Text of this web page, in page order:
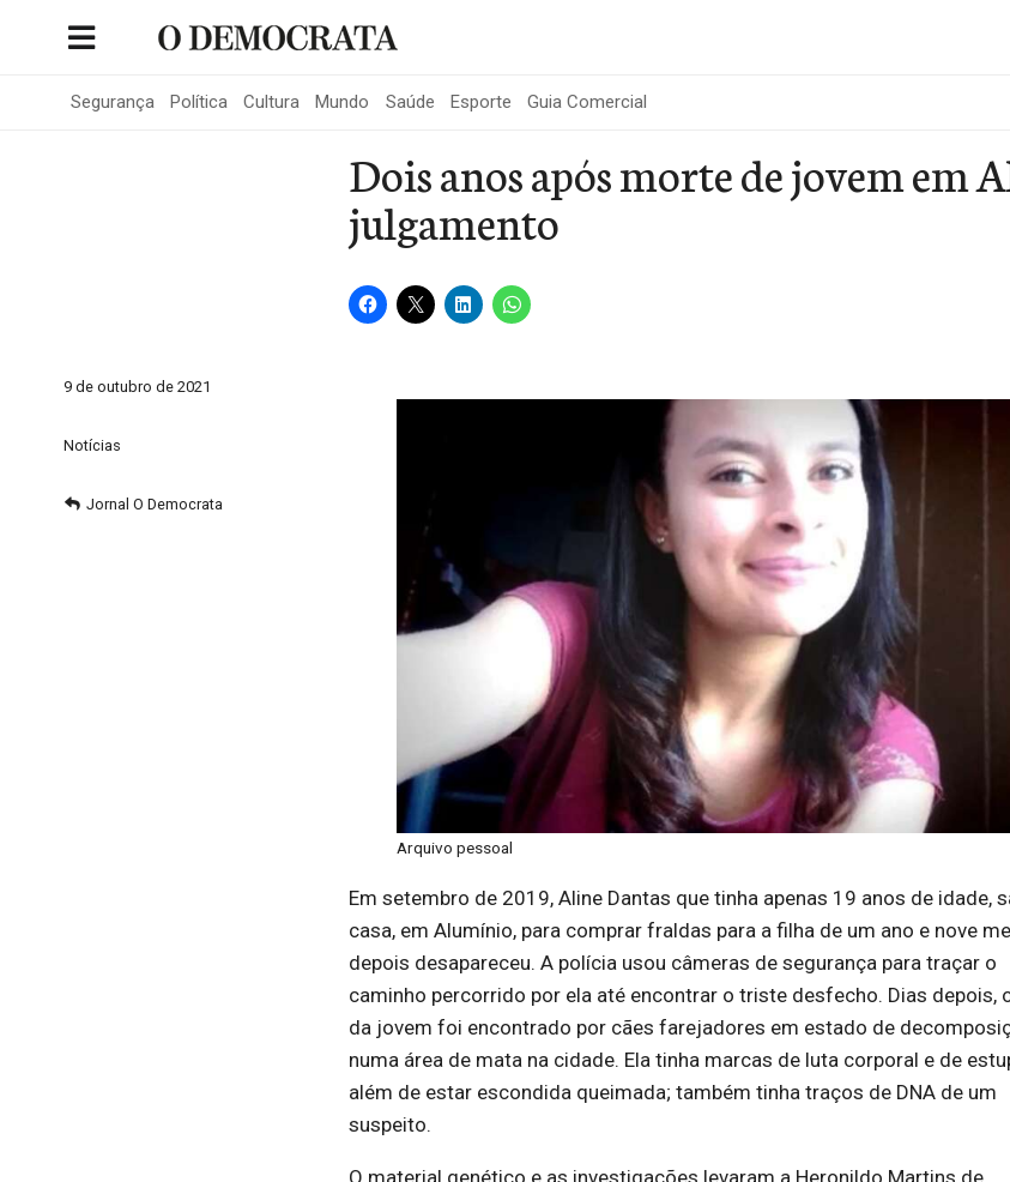
Segurança Política Cultura Mundo Saúde Esporte Guia Comercial
Dois anos após morte de jovem em
julgamento
9 de outubro de 2021
Notícias
Jornal O Democrata
Arquivo pessoal
Em setembro de 2019, Aline Dantas que tinha apenas 19 anos de idade,
casa, em Alumínio, para comprar fraldas para a filha de um ano e nove
depois desapareceu. A polícia usou câmeras de segurança para traçar o
caminho percorrido por ela até encontrar o triste desfecho. Dias depois,
da jovem foi encontrado por cães farejadores em estado de
numa área de mata na cidade. Ela tinha marcas de luta corporal e de
além de estar escondida queimada; também tinha traços de DNA de um
suspeito.